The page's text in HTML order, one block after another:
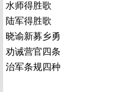
水师得胜歌
陆军得胜歌
晓谕新募乡勇
劝诫营官四条
治军条规四种